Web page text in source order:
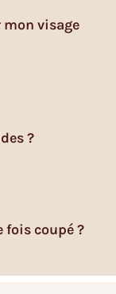
mon visage
?
fois coupé ?